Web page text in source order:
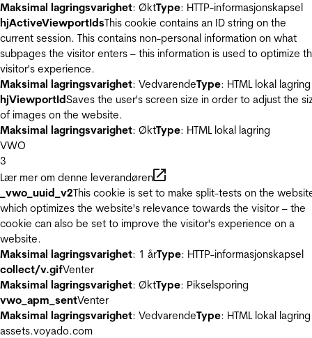
Maksimal lagringsvarighet: ØktType: HTTP-informasjonskapsel
hjActiveViewportIdsThis cookie contains an ID string on the
current session. This contains non-personal information on what
subpages the visitor enters – this information is used to optimize
visitor's experience.
Maksimal lagringsvarighet: VedvarendeType: HTML lokal lagring
hjViewportIdSaves the user's screen size in order to adjust the
of images on the website.
Maksimal lagringsvarighet: ØktType: HTML lokal lagring
VWO
3
Lær mer om denne leverandøren
_vwo_uuid_v2This cookie is set to make split-tests on the
which optimizes the website's relevance towards the visitor – the
cookie can also be set to improve the visitor's experience on a
website.
Maksimal lagringsvarighet: 1 årType: HTTP-informasjonskapsel
collect/v.gifVenter
Maksimal lagringsvarighet: ØktType: Pikselsporing
vwo_apm_sentVenter
Maksimal lagringsvarighet: VedvarendeType: HTML lokal lagring
assets.voyado.com